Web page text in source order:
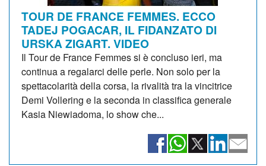
TOUR DE FRANCE FEMMES. ECCO
TADEJ POGACAR, IL FIDANZATO DI
URSKA ZIGART. VIDEO
Il Tour de France Femmes si è concluso ieri, ma
continua a regalarci delle perle. Non solo per la
spettacolarità della corsa, la rivalità tra la vincitrice
Demi Vollering e la seconda in classifica generale
Kasia Niewiadoma, lo show che...